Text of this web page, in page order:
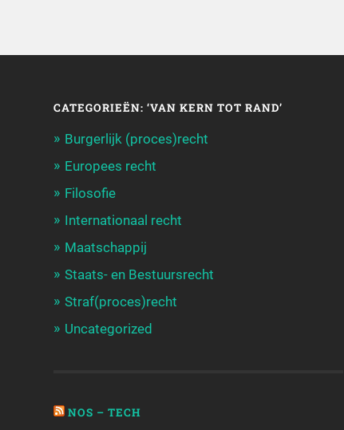
CATEGORIEËN: ‘VAN KERN TOT RAND’
Burgerlijk (proces)recht
Europees recht
Filosofie
Internationaal recht
Maatschappij
Staats- en Bestuursrecht
Straf(proces)recht
Uncategorized
NOS – TECH